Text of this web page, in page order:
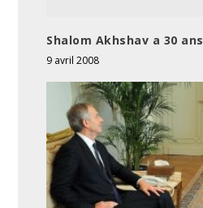
Shalom Akhshav a 30 ans
9 avril 2008